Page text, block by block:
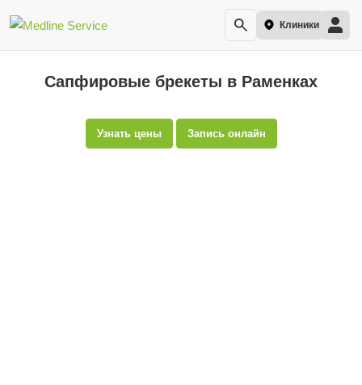
Клиники
Сапфировые брекеты в Раменках
Узнать цены Запись онлайн